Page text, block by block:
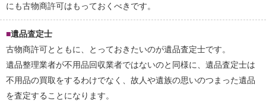
にも古物商許可はもっておくべきです。
遺品査定士
古物商許可とともに、とっておきたいのが遺品査定士です。
遺品整理業者が不用品回収業者ではないのと同様に、遺品査定士は
不用品の買取をするわけでなく、故人や遺族の思いのつまった遺品
を査定することになります。